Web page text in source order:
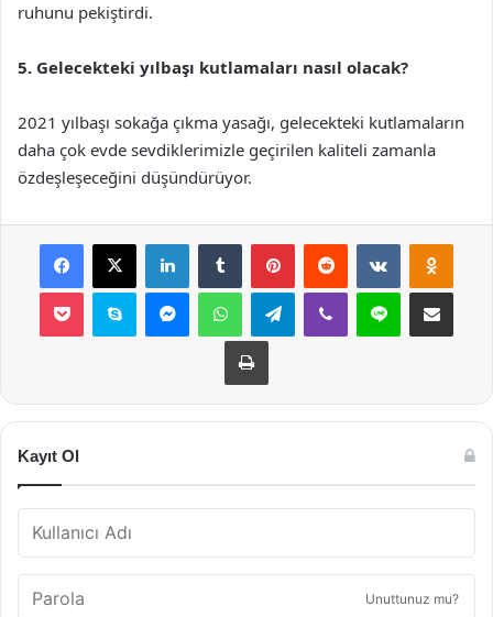
ruhunu pekiştirdi.
5. Gelecekteki yılbaşı kutlamaları nasıl olacak?
2021 yılbaşı sokağa çıkma yasağı, gelecekteki kutlamaların
daha çok evde sevdiklerimizle geçirilen kaliteli zamanla
özdeşleşeceğini düşündürüyor.
Facebook
X LinkedInTumblr PinterestReddit VKontakte
Pocket Skype MessengerWhatsAppTelegramViber Line E-Posta ile
Yazdır
Kayıt Ol
Unuttunuz mu?